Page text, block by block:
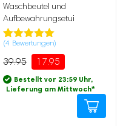
Waschbeutel und
Aufbewahrungsetui
Bewertet mit
5.00 von 5,
basierend
auf
4
Kundenbewertung
(4 Bewertungen)
39.95 17.95
Bestellt vor 23:59 Uhr,
Lieferung am Mittwoch*